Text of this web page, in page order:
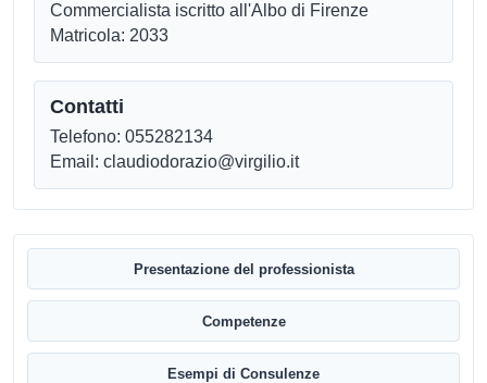
Commercialista iscritto all'Albo di Firenze
Matricola: 2033
Contatti
Telefono: 055282134
Email: claudiodorazio@virgilio.it
Presentazione del professionista
Competenze
Esempi di Consulenze